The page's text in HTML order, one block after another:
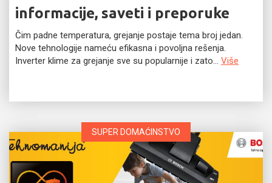
informacije, saveti i preporuke
Čim padne temperatura, grejanje postaje tema broj jedan.
Nove tehnologije nameću efikasna i povoljna rešenja.
Inverter klime za grejanje sve su popularnije i zato... Više
SUPER DOMAĆINSTVO